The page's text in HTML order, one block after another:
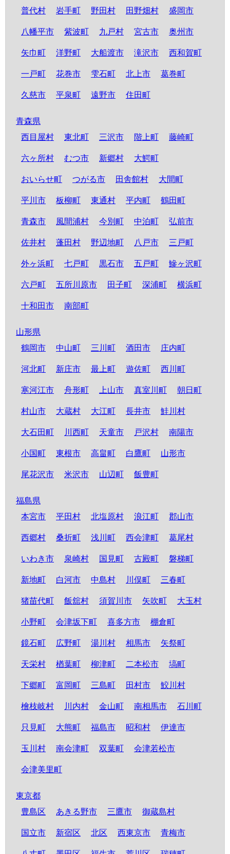
普代村 岩手町 野田村 田野畑村 盛岡市
八幡平市 紫波町 九戸村 宮古市 奥州市
矢巾町 洋野町 大船渡市 滝沢市 西和賀町
一戸町 花巻市 雫石町 北上市 葛巻町
久慈市 平泉町 遠野市 住田町
青森県
西目屋村
東北町 三沢市 階上町 藤崎町
六ヶ所村 むつ市 新郷村 大鰐町
おいらせ町 つがる市 田舎館村 大間町
平川市 板柳町 東通村 平内町 鶴田町
青森市 風間浦村 今別町 中泊町 弘前市
佐井村 蓬田村 野辺地町 八戸市 三戸町
外ヶ浜町 七戸町 黒石市 五戸町 鰺ヶ沢町
六戸町 五所川原市 田子町 深浦町 横浜町
十和田市 南部町
山形県
鶴岡市
中山町 三川町 酒田市 庄内町
河北町 新庄市 最上町 遊佐町 西川町
寒河江市 舟形町 上山市 真室川町 朝日町
村山市 大蔵村 大江町 長井市 鮭川村
大石田町 川西町 天童市 戸沢村 南陽市
小国町 東根市 高畠町 白鷹町 山形市
尾花沢市 米沢市 山辺町 飯豊町
福島県
本宮市
平田村 北塩原村 浪江町 郡山市
西郷村 桑折町 浅川町 西会津町 葛尾村
いわき市 泉崎村 国見町 古殿町 磐梯町
新地町 白河市 中島村 川俣町 三春町
猪苗代町 飯舘村 須賀川市 矢吹町 大玉村
小野町 会津坂下町 喜多方市 棚倉町
鏡石町 広野町 湯川村 相馬市 矢祭町
天栄村 楢葉町 柳津町 二本松市 塙町
下郷町 富岡町 三島町 田村市 鮫川村
檜枝岐村 川内村 金山町 南相馬市 石川町
只見町 大熊町 福島市 昭和村 伊達市
玉川村 南会津町 双葉町 会津若松市
会津美里町
東京都
豊島区
あきる野市 三鷹市 御蔵島村
国立市 新宿区 北区 西東京市 青梅市